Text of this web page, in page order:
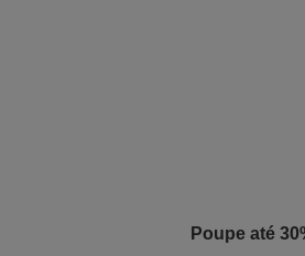
Poupe até